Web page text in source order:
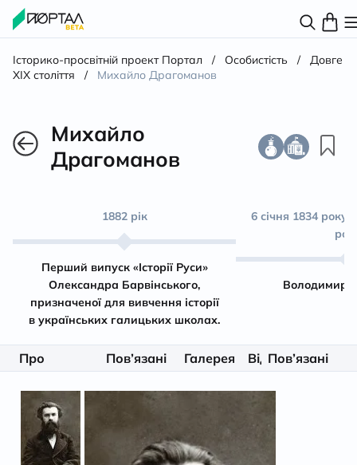
Історико-просвітній проект Портал / Особистість /
Довге
XIX століття
/ Михайло Драгоманов
Михайло
Драгоманов
1882 рік
Перший випуск «Історії Руси»
Олександра Барвінського,
призначеної для вивчення історії
в українських галицьких школах.
6 січня 1834 року
Володимир
Про
Пов’язані
Галерея ВідеоПов’язані